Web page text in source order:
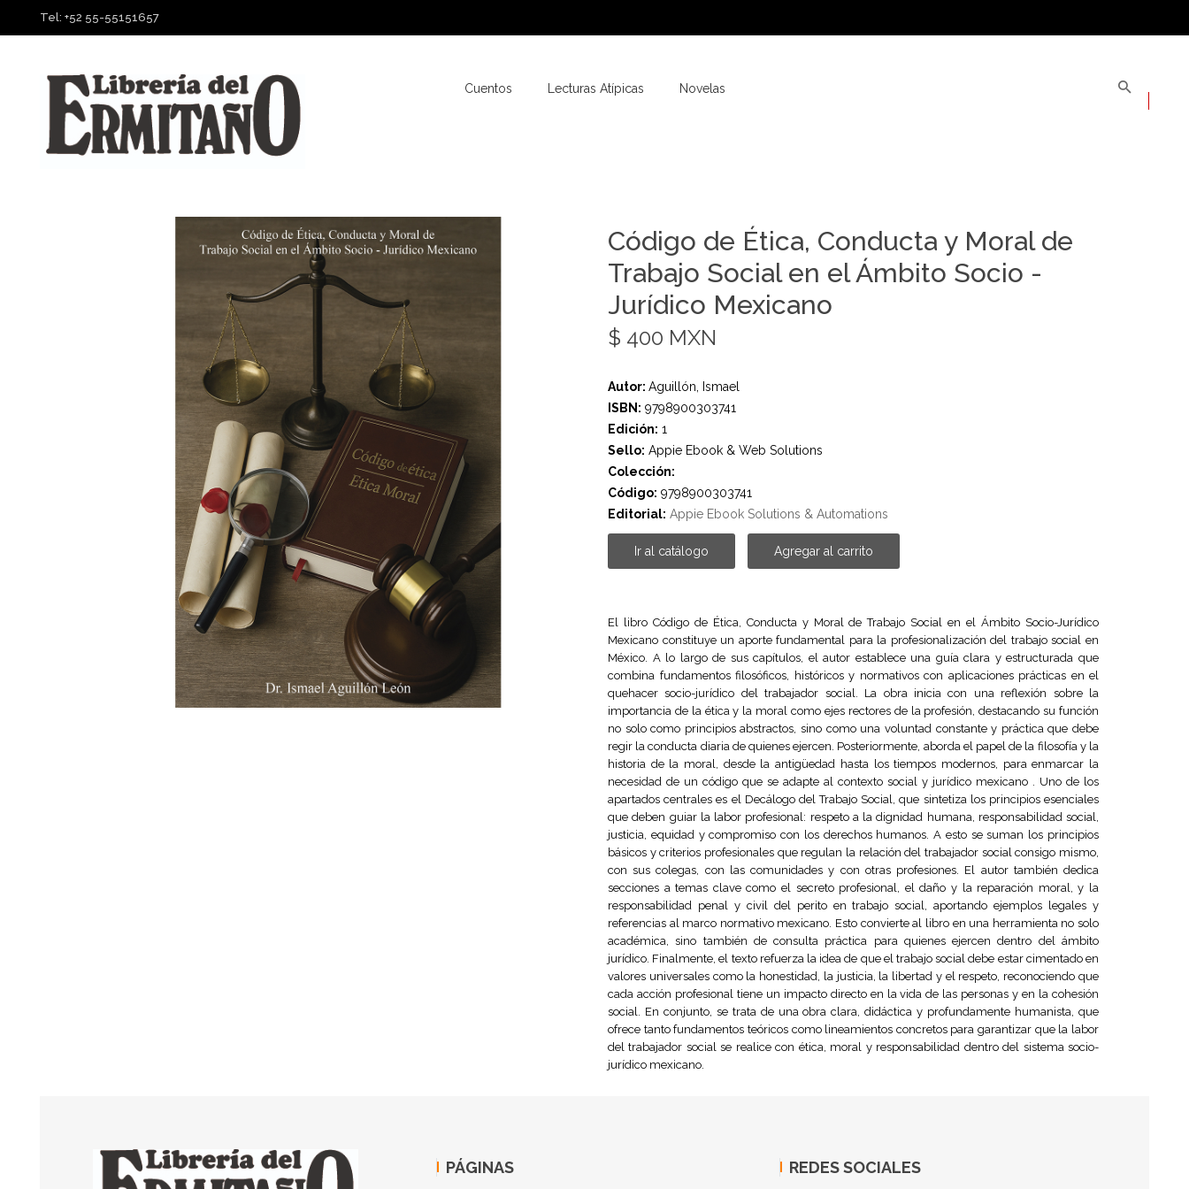
Tel: +52 55-55151657
Cuentos Lecturas Atípicas Novelas
Código de Ética, Conducta y Moral de
Trabajo Social en el Ámbito Socio -
Jurídico Mexicano
$ 400 MXN
Autor: Aguillón, Ismael
ISBN: 9798900303741
Edición: 1
Sello: Appie Ebook & Web Solutions
Colección:
Código: 9798900303741
Editorial: Appie Ebook Solutions & Automations
Ir al catálogo Agregar al carrito
El libro Código de Ética, Conducta y Moral de Trabajo Social en el Ámbito Socio-Jurídico
Mexicano constituye un aporte fundamental para la profesionalización del trabajo social en
México. A lo largo de sus capítulos, el autor establece una guía clara y estructurada que
combina fundamentos filosóficos, históricos y normativos con aplicaciones prácticas en el
quehacer socio-jurídico del trabajador social. La obra inicia con una reflexión sobre la
importancia de la ética y la moral como ejes rectores de la profesión, destacando su función
no solo como principios abstractos, sino como una voluntad constante y práctica que debe
regir la conducta diaria de quienes ejercen. Posteriormente, aborda el papel de la filosofía y la
historia de la moral, desde la antigüedad hasta los tiempos modernos, para enmarcar la
necesidad de un código que se adapte al contexto social y jurídico mexicano . Uno de los
apartados centrales es el Decálogo del Trabajo Social, que sintetiza los principios esenciales
que deben guiar la labor profesional: respeto a la dignidad humana, responsabilidad social,
justicia, equidad y compromiso con los derechos humanos. A esto se suman los principios
básicos y criterios profesionales que regulan la relación del trabajador social consigo mismo,
con sus colegas, con las comunidades y con otras profesiones. El autor también dedica
secciones a temas clave como el secreto profesional, el daño y la reparación moral, y la
responsabilidad penal y civil del perito en trabajo social, aportando ejemplos legales y
referencias al marco normativo mexicano. Esto convierte al libro en una herramienta no solo
académica, sino también de consulta práctica para quienes ejercen dentro del ámbito
jurídico. Finalmente, el texto refuerza la idea de que el trabajo social debe estar cimentado en
valores universales como la honestidad, la justicia, la libertad y el respeto, reconociendo que
cada acción profesional tiene un impacto directo en la vida de las personas y en la cohesión
social. En conjunto, se trata de una obra clara, didáctica y profundamente humanista, que
ofrece tanto fundamentos teóricos como lineamientos concretos para garantizar que la labor
del trabajador social se realice con ética, moral y responsabilidad dentro del sistema socio-
jurídico mexicano.
PÁGINAS REDES SOCIALES